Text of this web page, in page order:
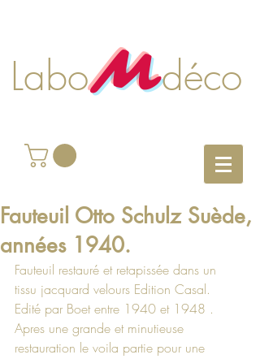
Labo déco
M
Fauteuil Otto Schulz Suède,
années 1940.
Fauteuil restauré et retapissée dans un
tissu jacquard velours Edition Casal.
Edité par Boet entre 1940 et 1948 .
Apres une grande et minutieuse
restauration le voila partie pour une